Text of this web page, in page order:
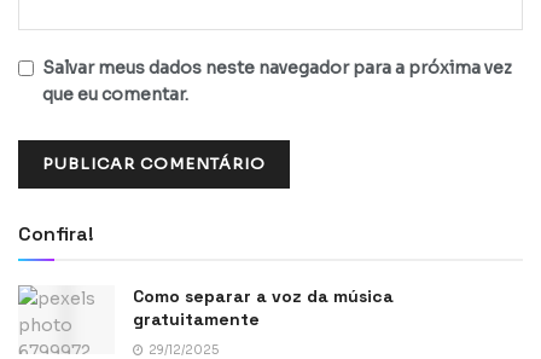
Salvar meus dados neste navegador para a próxima vez
que eu comentar.
Confira!
Como separar a voz da música
gratuitamente
29/12/2025